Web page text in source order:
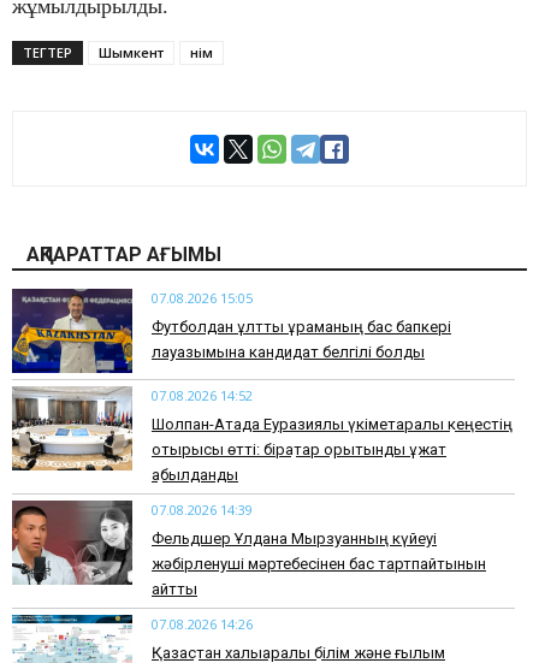
жұмылдырылды.
ТЕГТЕР Шымкент Өнім
АҚПАРАТТАР АҒЫМЫ
07.08.2026 15:05
Футболдан ұлттық құраманың бас бапкері
лауазымына кандидат белгілі болды
07.08.2026 14:52
Шолпан-Атада Еуразиялық үкіметаралық кеңестің
отырысы өтті: бірқатар қорытынды құжат
қабылданды
07.08.2026 14:39
Фельдшер Ұлдана Мырзуанның күйеуі
жәбірленуші мәртебесінен бас тартпайтынын
айтты
07.08.2026 14:26
Қазақстан халықаралық білім және ғылым